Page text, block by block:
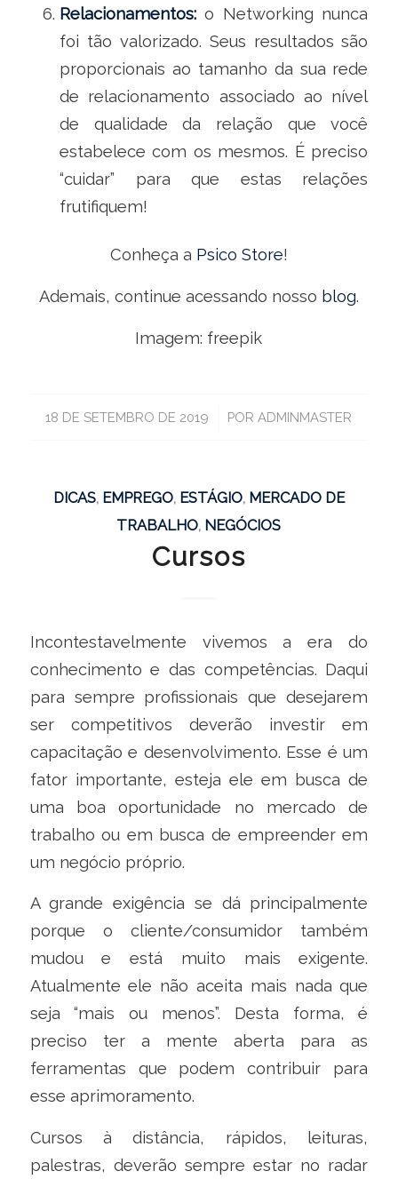
Relacionamentos:o Networking nunca
foi tão valorizado. Seus resultados são
proporcionais ao tamanho da sua rede
de relacionamento associado ao nível
de qualidade da relação que você
estabelece com os mesmos. É preciso
“cuidar” para que estas relações
frutifiquem!
Conheça a Psico Store!
Ademais, continue acessando nosso blog.
Imagem: freepik
18 DE SETEMBRO DE 2019
/ PORADMINMASTER
DICAS, EMPREGO, ESTÁGIO, MERCADO DE
TRABALHO, NEGÓCIOS
Cursos
Incontestavelmente vivemos a era do
conhecimento e das competências. Daqui
para sempre profissionais que desejarem
ser competitivos deverão investir em
capacitação e desenvolvimento. Esse é um
fator importante, esteja ele em busca de
uma boa oportunidade no mercado de
trabalho ou em busca de empreender em
um negócio próprio.
A grande exigência se dá principalmente
porque o cliente/consumidor também
mudou e está muito mais exigente.
Atualmente ele não aceita mais nada que
seja “mais ou menos”. Desta forma, é
preciso ter a mente aberta para as
ferramentas que podem contribuir para
esse aprimoramento.
Cursos à distância, rápidos, leituras,
palestras, deverão sempre estar no radar